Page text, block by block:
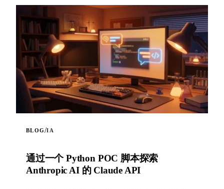
BLOG/IA
通过一个 Python POC 脚本探索
Anthropic AI 的 Claude API